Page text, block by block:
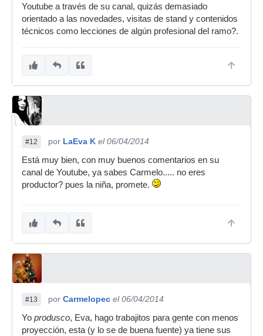
Youtube a través de su canal, quizás demasiado
orientado a las novedades, visitas de stand y contenidos
técnicos como lecciones de algún profesional del ramo?.
#12 por LaEva K el 06/04/2014
Está muy bien, con muy buenos comentarios en su
canal de Youtube, ya sabes Carmelo..... no eres
productor? pues la niña, promete.
#13 por Carmelopec el 06/04/2014
Yo produsco, Eva, hago trabajitos para gente con menos
proyección, esta (y lo se de buena fuente) ya tiene sus